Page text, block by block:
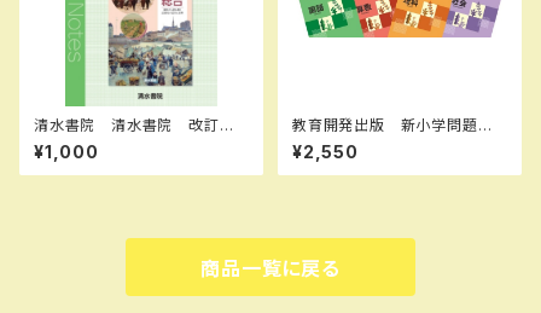
清水書院 清水書院 改訂版
私たちの歴史総合 ワークノー
ト 歴総035-901 教科書準
拠 新品 問題集本体と別冊
9610630 ISBN-10：438911
¥1,000
教育開発出版 新小学問題
集 中学入試の攻略 2026年
度版 各科目（選択ください）
問題集本体と別冊解答つき 新
¥2,550
商品一覧に戻る